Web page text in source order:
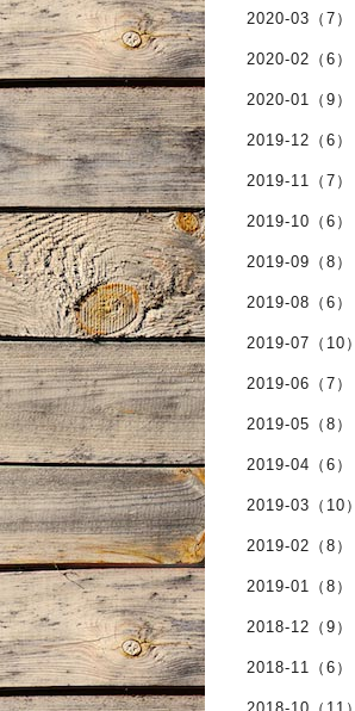
2020-03（7）
2020-02（6）
2020-01（9）
2019-12（6）
2019-11（7）
2019-10（6）
2019-09（8）
2019-08（6）
2019-07（10）
2019-06（7）
2019-05（8）
2019-04（6）
2019-03（10）
2019-02（8）
2019-01（8）
2018-12（9）
2018-11（6）